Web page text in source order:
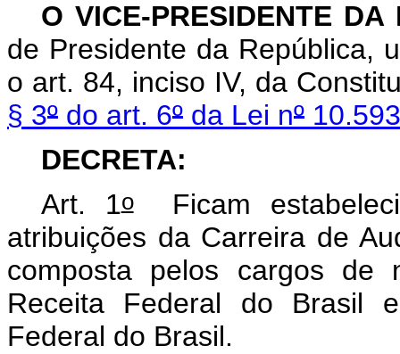
O VICE-PRESIDENTE DA
de Presidente da República,
o art. 84, inciso IV, da
§ 3º do art. 6º da Lei nº
DECRETA:
Art. 1oFicam
atribuições da Carreira de
composta pelos cargos de
Receita Federal do Brasil
Federal do Brasil.